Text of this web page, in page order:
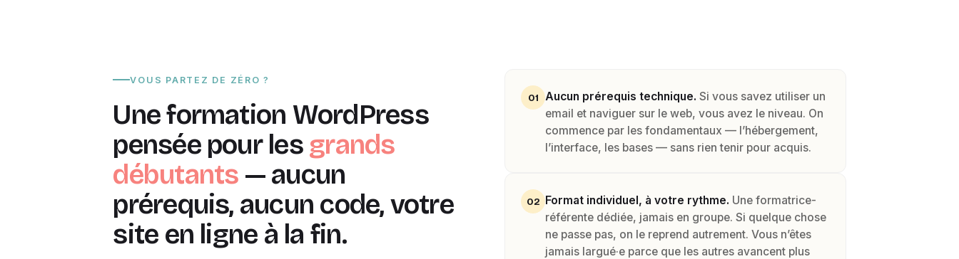
VOUS PARTEZ DE ZÉRO ?
Une formation WordPress
pensée pour les grands
débutants — aucun
prérequis, aucun code, votre
site en ligne à la fin.
01 Aucun prérequis technique. Si vous savez utiliser un
email et naviguer sur le web, vous avez le niveau. On
commence par les fondamentaux — l’hébergement,
l’interface, les bases — sans rien tenir pour acquis.
02 Format individuel, à votre rythme. Une formatrice-
référente dédiée, jamais en groupe. Si quelque chose
ne passe pas, on le reprend autrement. Vous n’êtes
jamais largué·e parce que les autres avancent plus